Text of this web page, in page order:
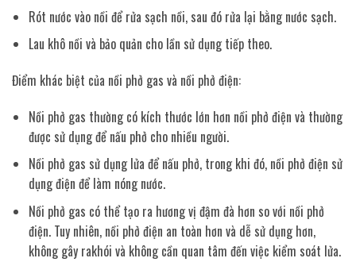
Rót nước vào nồi để rửa sạch nồi, sau đó rửa lại bằng nước sạch.
Lau khô nồi và bảo quản cho lần sử dụng tiếp theo.
Điểm khác biệt của nồi phở gas và nồi phở điện:
Nồi phở gas thường có kích thước lớn hơn nồi phở điện và thường
được sử dụng để nấu phở cho nhiều người.
Nồi phở gas sử dụng lửa để nấu phở, trong khi đó, nồi phở điện sử
dụng điện để làm nóng nước.
Nồi phở gas có thể tạo ra hương vị đậm đà hơn so với nồi phở
điện. Tuy nhiên, nồi phở điện an toàn hơn và dễ sử dụng hơn,
không gây rakhói và không cần quan tâm đến việc kiểm soát lửa.